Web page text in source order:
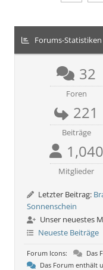
Forums-Statistiken
32
Foren
221
Beiträge
1,040
Mitglieder
Letzter Beitrag:
Sonnenschein
Unser neuestes
Neueste Beiträge
Forum Icons:
Das
Das Forum enthält